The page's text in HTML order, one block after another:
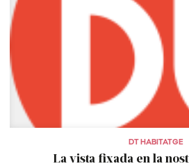
DT HABITATGE
La vista fixada en la